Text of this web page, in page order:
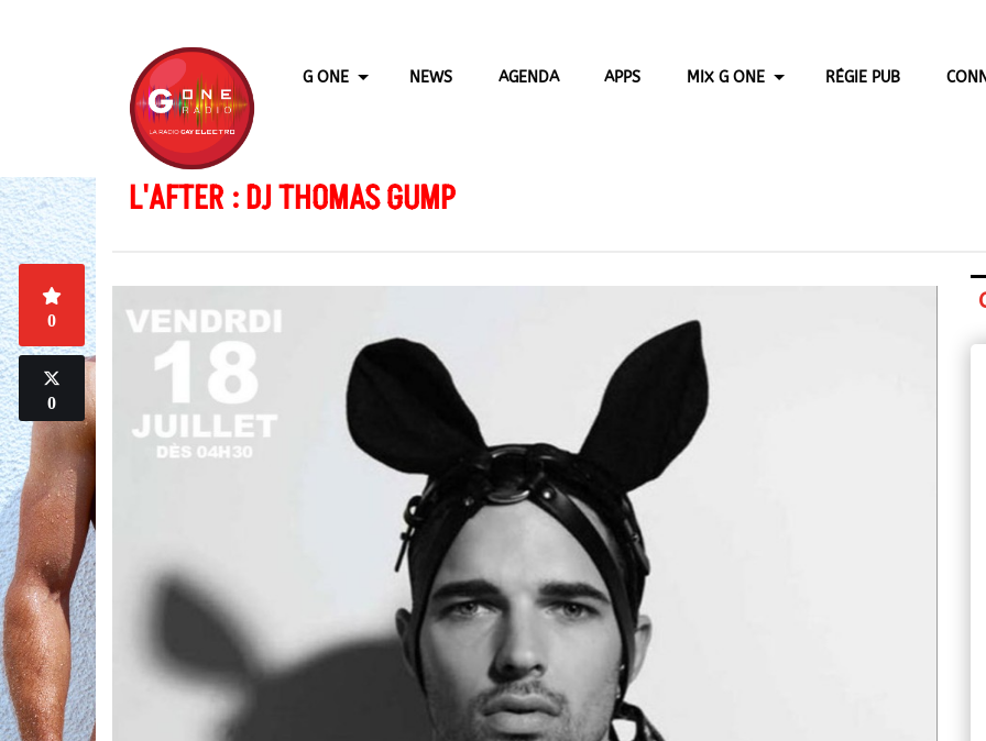
G ONE NEWS AGENDA APPS MIX G ONE RÉGIE PUB
L'AFTER : DJ THOMAS GUMP
0
0